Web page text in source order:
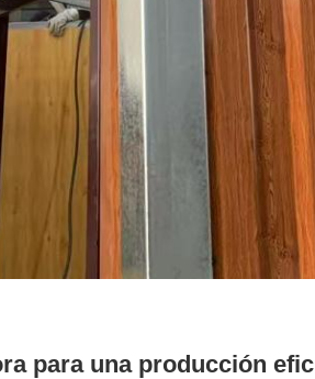
para una producción